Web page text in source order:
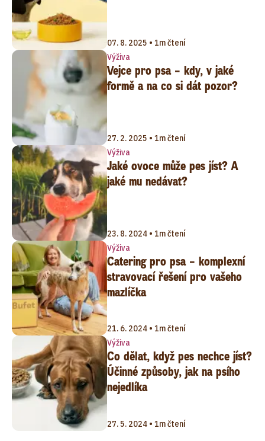
07. 8. 2025 • 1m čtení
Výživa
Vejce pro psa – kdy, v jaké
formě a na co si dát pozor?
27. 2. 2025 • 1m čtení
Výživa
Jaké ovoce může pes jíst? A
jaké mu nedávat?
23. 8. 2024 • 1m čtení
Výživa
Catering pro psa – komplexní
stravovací řešení pro vašeho
mazlíčka
21. 6. 2024 • 1m čtení
Výživa
Co dělat, když pes nechce jíst?
Účinné způsoby, jak na psího
nejedlíka
27. 5. 2024 • 1m čtení